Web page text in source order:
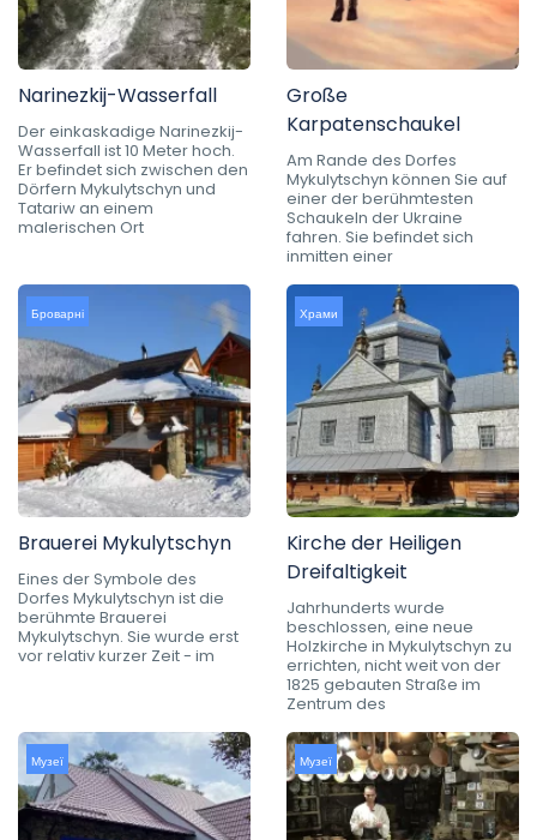
Narinezkij-Wasserfall
Der einkaskadige Narinezkij-
Wasserfall ist 10 Meter hoch.
Er befindet sich zwischen den
Dörfern Mykulytschyn und
Tatariw an einem
malerischen Ort
Große
Karpatenschaukel
Am Rande des Dorfes
Mykulytschyn können Sie auf
einer der berühmtesten
Schaukeln der Ukraine
fahren. Sie befindet sich
inmitten einer
Броварні
Brauerei Mykulytschyn
Eines der Symbole des
Dorfes Mykulytschyn ist die
berühmte Brauerei
Mykulytschyn. Sie wurde erst
vor relativ kurzer Zeit - im
Храми
Kirche der Heiligen
Dreifaltigkeit
Jahrhunderts wurde
beschlossen, eine neue
Holzkirche in Mykulytschyn zu
errichten, nicht weit von der
1825 gebauten Straße im
Zentrum des
Музеї Музеї